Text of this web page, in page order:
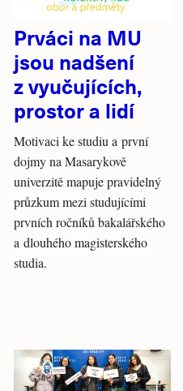
Prváci na MU
jsou nadšení
z vyučujících,
prostor a lidí
Motivaci ke studiu a první
dojmy na Masarykově
univerzitě mapuje pravidelný
průzkum mezi studujícími
prvních ročníků bakalářského
a dlouhého magisterského
studia.